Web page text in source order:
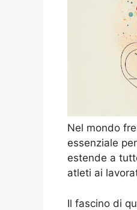
Nel mondo
essenziale
estende a
atleti ai
Il fascino di